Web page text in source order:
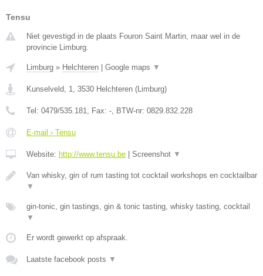
Tensu
Niet gevestigd in de plaats Fouron Saint Martin, maar wel in de
provincie Limburg.
Limburg » Helchteren Google maps ▼
Kunselveld, 1, 3530 Helchteren (Limburg)
Tel: 0479/535.181, Fax: -, BTW-nr: 0829.832.228
E-mail › Tensu
Website: http://www.tensu.be Screenshot ▼
Van whisky, gin of rum tasting tot cocktail workshops en cocktailbar
▼
gin-tonic, gin tastings, gin & tonic tasting, whisky tasting, cocktail
▼
Er wordt gewerkt op afspraak.
Laatste facebook posts ▼